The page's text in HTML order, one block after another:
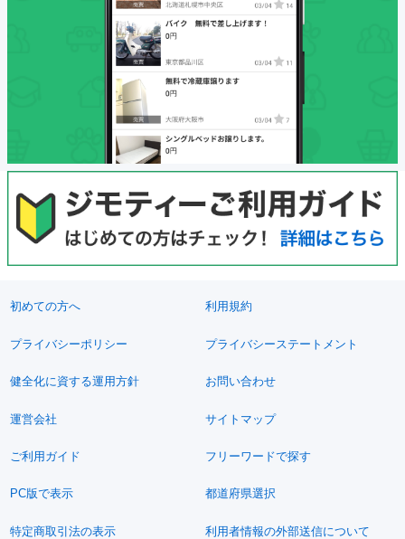
初めての方へ 利用規約
プライバシーポリシー プライバシーステートメント
健全化に資する運用方針 お問い合わせ
運営会社 サイトマップ
ご利用ガイド フリーワードで探す
PC版で表示 都道府県選択
特定商取引法の表示 利用者情報の外部送信について